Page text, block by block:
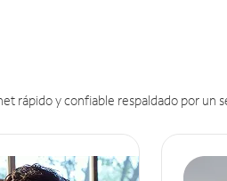
rápido y confiable respaldado por un